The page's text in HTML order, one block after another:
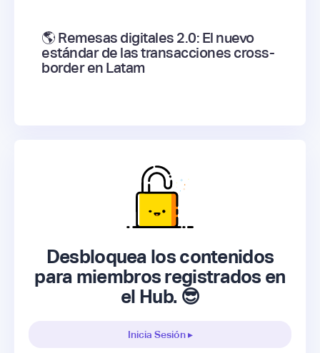
🌎 Remesas digitales 2.0: El nuevo
estándar de las transacciones cross-
border en Latam
Desbloquea los contenidos
para miembros registrados en
el Hub. 😎
Inicia Sesión ▸